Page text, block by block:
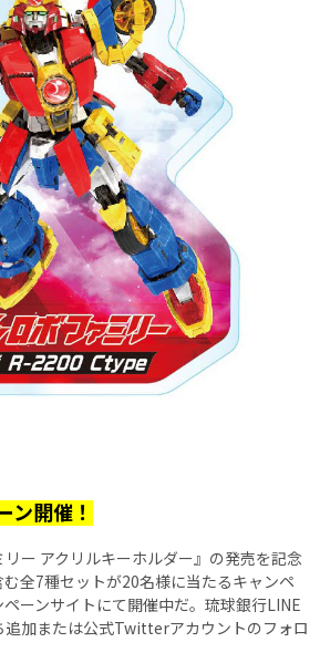
ン開催！
リー アクリルキーホルダー』の発売を記念
全7種セットが20名様に当たるキャンペ
ーンサイトにて開催中だ。琉球銀行LINE
追加または公式Twitterアカウントのフォロ